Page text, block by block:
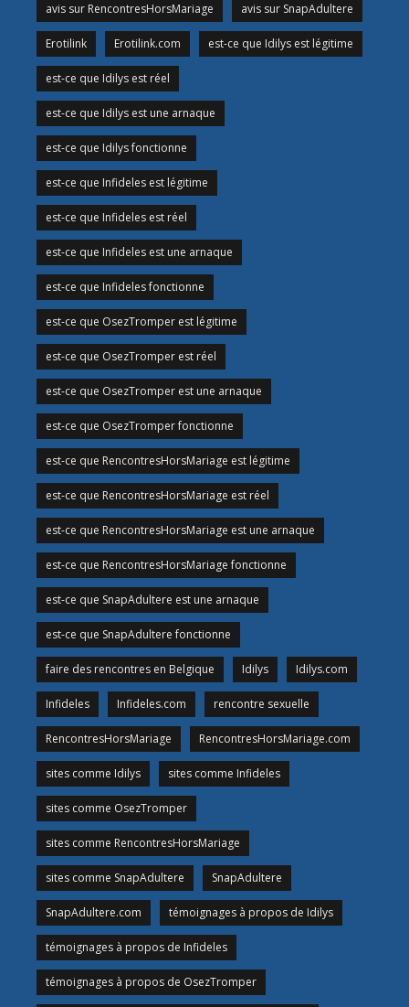
avis sur RencontresHorsMariage avis sur SnapAdultere
Erotilink Erotilink.com est-ce que Idilys est légitime
est-ce que Idilys est réel
est-ce que Idilys est une arnaque
est-ce que Idilys fonctionne
est-ce que Infideles est légitime
est-ce que Infideles est réel
est-ce que Infideles est une arnaque
est-ce que Infideles fonctionne
est-ce que OsezTromper est légitime
est-ce que OsezTromper est réel
est-ce que OsezTromper est une arnaque
est-ce que OsezTromper fonctionne
est-ce que RencontresHorsMariage est légitime
est-ce que RencontresHorsMariage est réel
est-ce que RencontresHorsMariage est une arnaque
est-ce que RencontresHorsMariage fonctionne
est-ce que SnapAdultere est une arnaque
est-ce que SnapAdultere fonctionne
faire des rencontres en Belgique Idilys Idilys.com
Infideles Infideles.com rencontre sexuelle
RencontresHorsMariage RencontresHorsMariage.com
sites comme Idilys sites comme Infideles
sites comme OsezTromper
sites comme RencontresHorsMariage
sites comme SnapAdultere SnapAdultere
SnapAdultere.com témoignages à propos de Idilys
témoignages à propos de Infideles
témoignages à propos de OsezTromper